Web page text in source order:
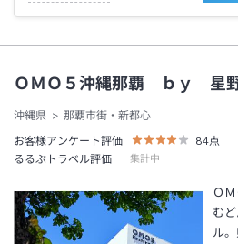
ＯＭＯ５沖縄那覇 ｂｙ 星
沖縄県
那覇市街・新都心
お客様アンケート評価
84点
るるぶトラベル評価
集計中
Ｏ
む
ル